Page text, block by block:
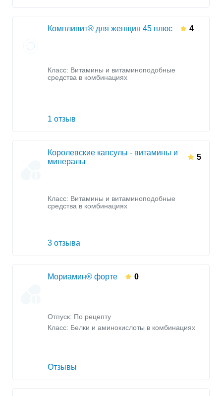
Компливит® для женщин 45 плюс 4
Класс: Витамины и витаминоподобные
средства в комбинациях
1 отзыв
Королевские капсулы - витамины и
минералы
5
Класс: Витамины и витаминоподобные
средства в комбинациях
3 отзыва
Мориамин® форте 0
Отпуск: По рецепту
Класс: Белки и аминокислоты в комбинациях
Отзывы